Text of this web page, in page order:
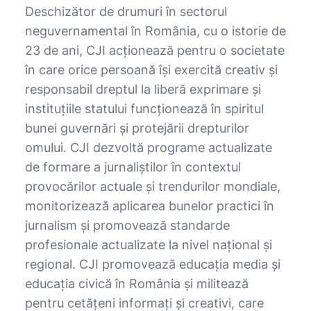
Deschizător de drumuri în sectorul
neguvernamental în România, cu o istorie de
23 de ani, CJI acționează pentru o societate
în care orice persoană își exercită creativ și
responsabil dreptul la liberă exprimare și
instituțiile statului funcționează în spiritul
bunei guvernări și protejării drepturilor
omului. CJI dezvoltă programe actualizate
de formare a jurnaliștilor în contextul
provocărilor actuale şi trendurilor mondiale,
monitorizează aplicarea bunelor practici în
jurnalism și promovează standarde
profesionale actualizate la nivel național şi
regional. CJI promovează educația media și
educația civică în România și militează
pentru cetățeni informați și creativi, care